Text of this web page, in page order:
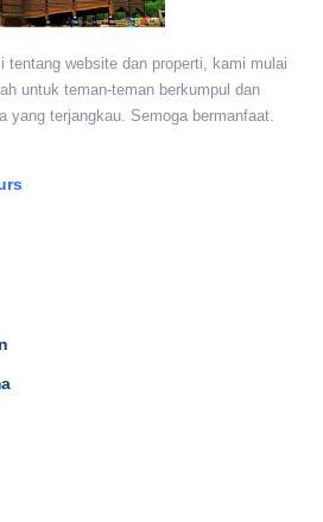
tentang website dan properti, kami mulai
untuk teman-teman berkumpul dan
yang terjangkau. Semoga bermanfaat.